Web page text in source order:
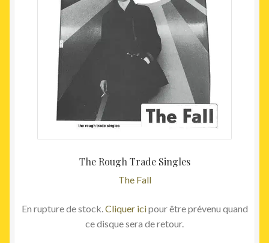
The Rough Trade Singles
The Fall
En rupture de stock.Cliquer icipour être prévenu quand
ce disque sera de retour.